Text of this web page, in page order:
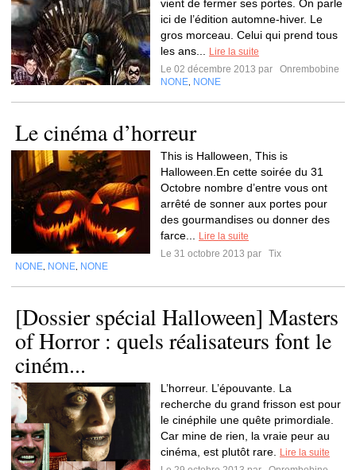
vient de fermer ses portes. On parle
ici de l’édition automne-hiver. Le
gros morceau. Celui qui prend tous
les ans...
Lire la suite
Le 02 décembre 2013 par
Onrembobine
NONE NONE
Le cinéma d’horreur
This is Halloween, This is
Halloween.En cette soirée du 31
Octobre nombre d’entre vous ont
arrêté de sonner aux portes pour
des gourmandises ou donner des
farce...
Lire la suite
Le 31 octobre 2013 par
Tix
NONE NONE NONE
[Dossier spécial Halloween] Masters
of Horror : quels réalisateurs font le
ciném...
L’horreur. L’épouvante. La
recherche du grand frisson est pour
le cinéphile une quête primordiale.
Car mine de rien, la vraie peur au
cinéma, est plutôt rare.
Lire la suite